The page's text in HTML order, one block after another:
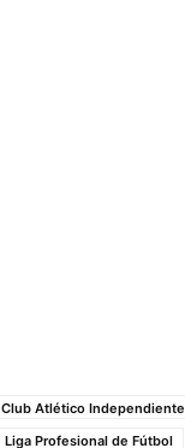
Club Atlético Independiente
Liga Profesional de Fútbol